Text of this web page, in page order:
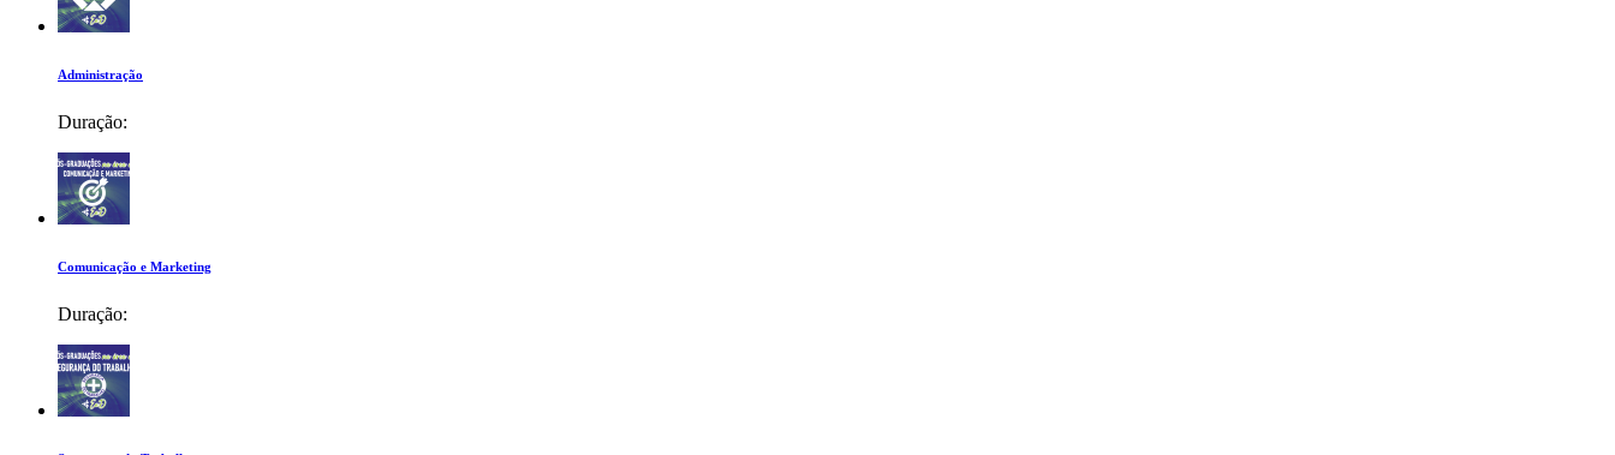
Administração
Duração:
Comunicação e Marketing
Duração: